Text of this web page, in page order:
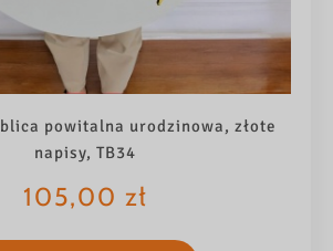
powitalna urodzinowa, złote
napisy, TB34
105,00 zł